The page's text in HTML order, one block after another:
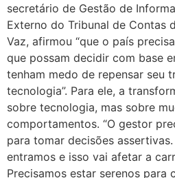
secretário de Gestão de
Externo do Tribunal de Contas
Vaz, afirmou “que o país
que possam decidir com base
tenham medo de repensar seu
tecnologia”. Para ele, a
sobre tecnologia, mas sobre
comportamentos. “O gestor
para tomar decisões
entramos e isso vai afetar a
Precisamos estar serenos para